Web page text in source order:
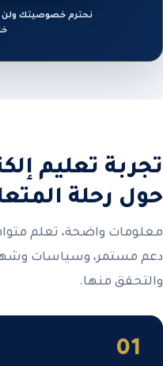
نحترم خصوصيتك ولن
تجربة تعليم
حول رحلة
معلومات واضحة، تعلم
دعم مستمر، وسياسات
والتحقق منها.
01